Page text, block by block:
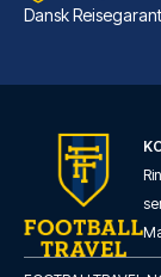
Ibis Styles
Dersom du
LES MER OM
Dansk